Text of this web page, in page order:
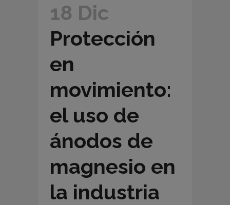
18 Dic
Protección
en
movimiento:
el uso de
ánodos de
magnesio en
la industria